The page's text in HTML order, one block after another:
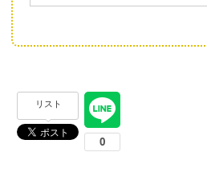
リスト